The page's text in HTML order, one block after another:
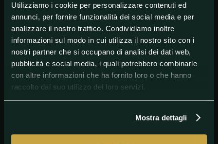
Utilizziamo i cookie per personalizzare contenuti ed
annunci, per fornire funzionalità dei social media e per
analizzare il nostro traffico. Condividiamo inoltre
informazioni sul modo in cui utilizza il nostro sito con i
nostri partner che si occupano di analisi dei dati web,
pubblicità e social media, i quali potrebbero combinarle
con altre informazioni che ha fornito loro o che hanno
raccolto dal suo utilizzo dei loro servizi.
Mostra dettagli
#ATPKitzbuhel #intervista #MatteoBerrettini